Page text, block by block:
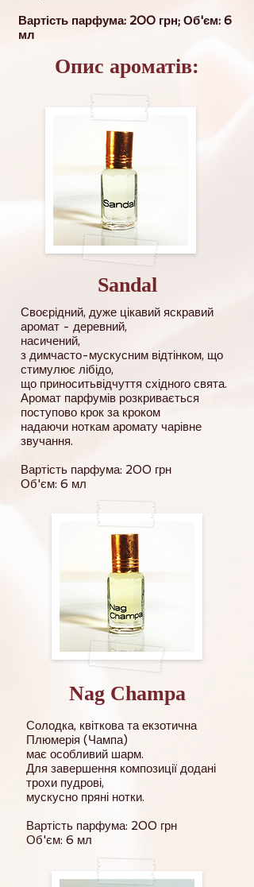
Вартість парфума: 200 грн; Об'єм: 6
мл
Опис ароматів:
Sandal
Своєрідний, дуже цікавий яскравий
аромат - деревний,
насичений,
з димчасто-мускусним відтінком, що
стимулює лібідо,
що приноситьвідчуття східного свята.
Аромат парфумів розкривається
поступово крок за кроком
надаючи ноткам аромату чарівне
звучання.
Вартість парфума: 200 грн
Об'єм: 6 мл
Nag Champa
Солодка, квіткова та екзотична
Плюмерія (Чампа)
має особливий шарм.
Для завершення композиції додані
трохи пудрові,
мускусно пряні нотки.
Вартість парфума: 200 грн
Об'єм: 6 мл